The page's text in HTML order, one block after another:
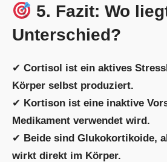
5. Fazit: Wo
Unterschied?
✔ Cortisol ist ein aktives
Körper selbst produziert.
✔ Kortison ist eine inaktive
Medikament verwendet wird.
✔ Beide sind Glukokortikoide,
wirkt direkt im Körper.